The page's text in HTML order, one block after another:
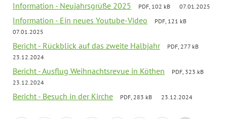
Information - Neujahrsgrüße 2025 PDF, 102 kB 07.01.2025
Information - Ein neues Youtube-Video
PDF, 121 kB
07.01.2025
Bericht - Rückblick auf das zweite Halbjahr
PDF, 277 kB
23.12.2024
Bericht - Ausflug Weihnachtsrevue in Köthen
PDF, 323 kB
23.12.2024
Bericht - Besuch in der Kirche PDF, 283 kB 23.12.2024